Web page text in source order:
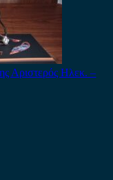
Αριστερός Ηλεκ. –